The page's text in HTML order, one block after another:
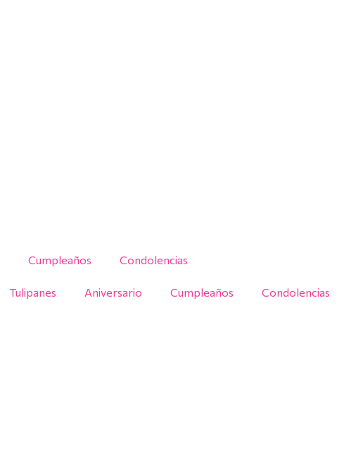
Cumpleaños Condolencias
Tulipanes Aniversario Cumpleaños Condolencias